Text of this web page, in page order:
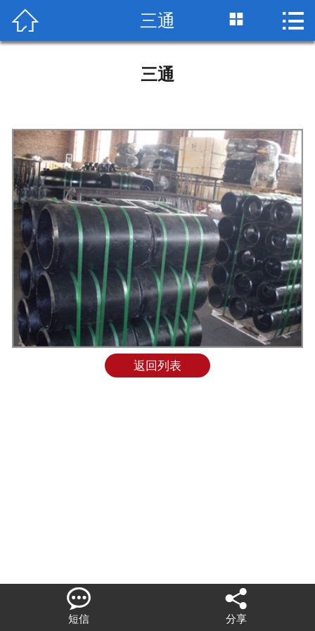
网站首页
荣誉资质
工艺流程
检测设备
生产车间
包装运输
技术标准
联系我们
 三通  
三通
返回列表

短信

分享